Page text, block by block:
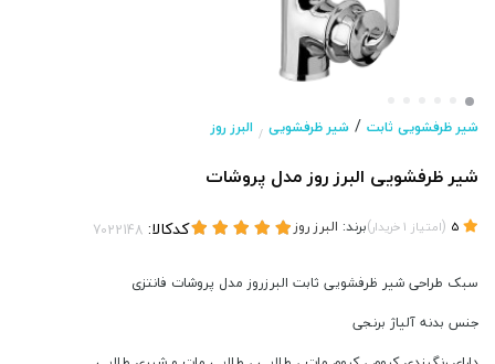
شیر ظرفشویی ثابت / شیر ظرفشویی / البرز روز
شیر ظرفشویی البرز روز مدل پروشات
(امتیاز 1خریدار)برند: البرز روز کدکالا:
سبک طراحی شیر ظرفشویی ثابت البرزروز مدل پروشات فانتزی
جنس بدنه آلیاژ برنجی